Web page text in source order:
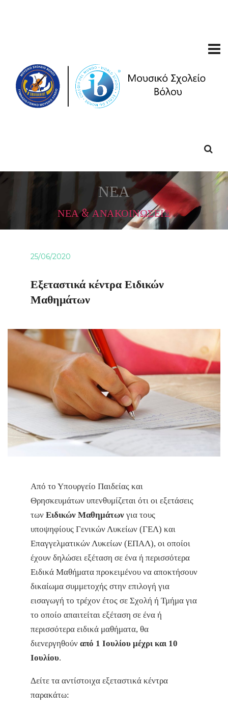
ΝΕΑ
ΝΕΑ & ΑΝΑΚΟΙΝΩΣΕΙΣ
25/06/2020
Εξεταστικά κέντρα Ειδικών
Μαθημάτων
Από το Υπουργείο Παιδείας και
Θρησκευμάτων υπενθυμίζεται ότι οι εξετάσεις
των Eιδικών Μαθημάτων για τους
υποψηφίους Γενικών Λυκείων (ΓΕΛ) και
Επαγγελματικών Λυκείων (ΕΠΑΛ), οι οποίοι
έχουν δηλώσει εξέταση σε ένα ή περισσότερα
Ειδικά Μαθήματα προκειμένου να αποκτήσουν
δικαίωμα συμμετοχής στην επιλογή για
εισαγωγή το τρέχον έτος σε Σχολή ή Τμήμα για
το οποίο απαιτείται εξέταση σε ένα ή
περισσότερα ειδικά μαθήματα, θα
διενεργηθούν από 1 Ιουλίου μέχρι και 10
Ιουλίου.
Δείτε τα αντίστοιχα εξεταστικά κέντρα
παρακάτω: